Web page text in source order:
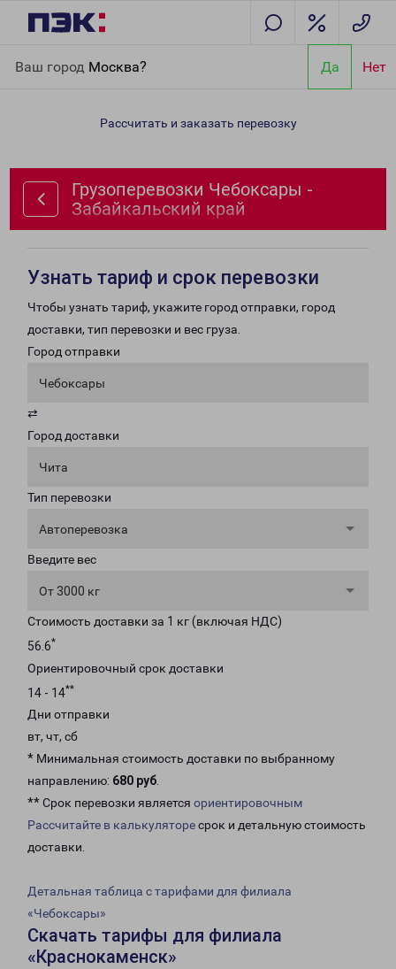
Ваш город Москва? Да Нет
Забайкальский край
Рассчитать и заказать перевозку
Грузоперевозки Чебоксары -
Забайкальский край
Узнать тариф и срок перевозки
Чтобы узнать тариф, укажите город отправки, город
доставки, тип перевозки и вес груза.
Город отправки
Чебоксары
⇄
Город доставки
Чита
Тип перевозки
Автоперевозка
Введите вес
От 3000 кг
Стоимость доставки за 1 кг (включая НДС)
56.6*
Ориентировочный срок доставки
14 - 14**
Дни отправки
вт, чт, сб
* Минимальная стоимость доставки по выбранному
направлению: 680 руб.
** Срок перевозки является ориентировочным
Рассчитайте в калькуляторесрок и детальную стоимость
доставки.
Детальная таблица с тарифами для филиала
«Чебоксары»
Скачать тарифы для филиала
«Краснокаменск»